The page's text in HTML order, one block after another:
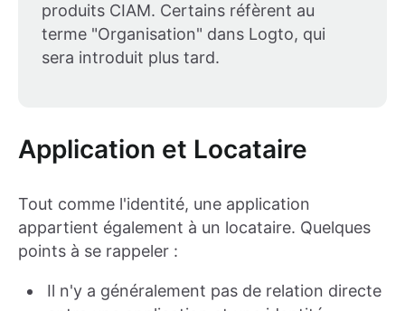
produits CIAM. Certains réfèrent au
terme "Organisation" dans Logto, qui
sera introduit plus tard.
Application et Locataire
Tout comme l'identité, une application
appartient également à un locataire. Quelques
points à se rappeler :
Il n'y a généralement pas de relation directe